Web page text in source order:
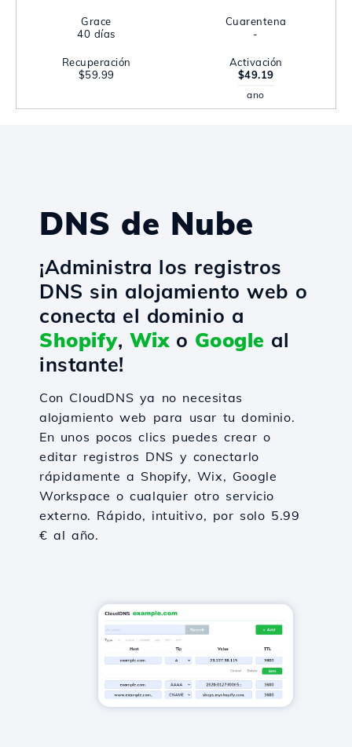
Grace
40 días
Cuarentena
-
Recuperación
$59.99
Activación
$49.19
ano
DNS de Nube
¡Administra los registros
DNS sin alojamiento web o
conecta el dominio a
Shopify, Wixo Google al
instante!
Con CloudDNS ya no necesitas
alojamiento web para usar tu dominio.
En unos pocos clics puedes crear o
editar registros DNS y conectarlo
rápidamente a Shopify, Wix, Google
Workspace o cualquier otro servicio
externo. Rápido, intuitivo, por solo 5.99
€ al año.